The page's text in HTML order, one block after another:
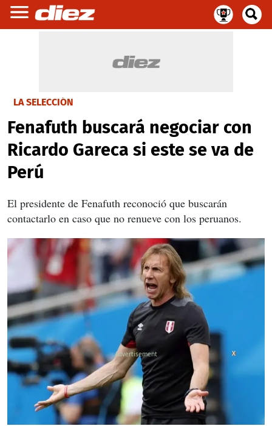
LA SELECCIÓN
Fenafuth buscará negociar con
Ricardo Gareca si este se va de
Perú
El presidente de Fenafuth reconoció que buscarán
contactarlo en caso que no renueve con los peruanos.
X